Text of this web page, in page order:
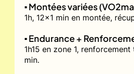
▪️ Montées variées
1h, 12x1 min en montée,
▪️ Endurance +
1h15 en zone 1,
min.